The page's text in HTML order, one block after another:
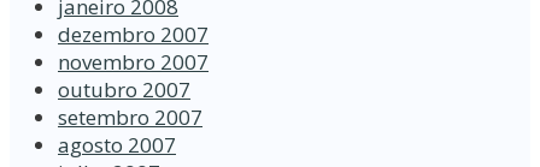
janeiro 2008
dezembro 2007
novembro 2007
outubro 2007
setembro 2007
agosto 2007